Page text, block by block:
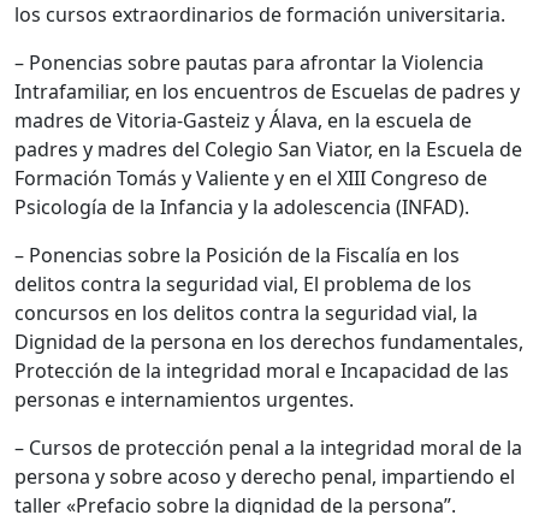
los cursos extraordinarios de formación universitaria.
– Ponencias sobre pautas para afrontar la Violencia
Intrafamiliar, en los encuentros de Escuelas de padres y
madres de Vitoria-Gasteiz y Álava, en la escuela de
padres y madres del Colegio San Viator, en la Escuela de
Formación Tomás y Valiente y en el XIII Congreso de
Psicología de la Infancia y la adolescencia (INFAD).
– Ponencias sobre la Posición de la Fiscalía en los
delitos contra la seguridad vial, El problema de los
concursos en los delitos contra la seguridad vial, la
Dignidad de la persona en los derechos fundamentales,
Protección de la integridad moral e Incapacidad de las
personas e internamientos urgentes.
– Cursos de protección penal a la integridad moral de la
persona y sobre acoso y derecho penal, impartiendo el
taller «Prefacio sobre la dignidad de la persona”.